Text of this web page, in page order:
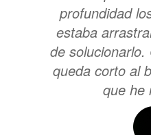
profundidad
estaba
de
queda corto al
que he